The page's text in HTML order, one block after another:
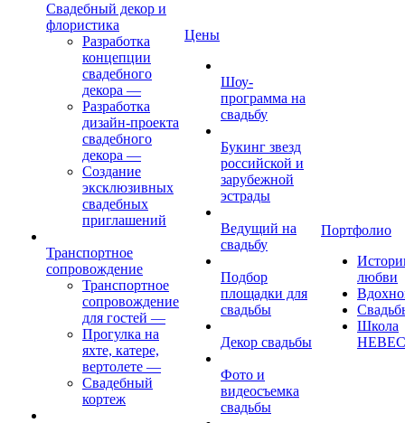
Свадебный декор и
флористика
Разработка
концепции
свадебного
декора —
Разработка
дизайн-проекта
свадебного
декора —
Создание
эксклюзивных
свадебных
приглашений
Транспортное
сопровождение
Транспортное
сопровождение
для гостей —
Прогулка на
яхте, катере,
вертолете —
Свадебный
кортеж
Цены
Шоу-
программа на
свадьбу
Букинг звезд
российской и
зарубежной
эстрады
Ведущий на
свадьбу
Подбор
площадки для
свадьбы
Декор свадьбы
Фото и
видеосъемка
свадьбы
Портфолио
любви
Школа